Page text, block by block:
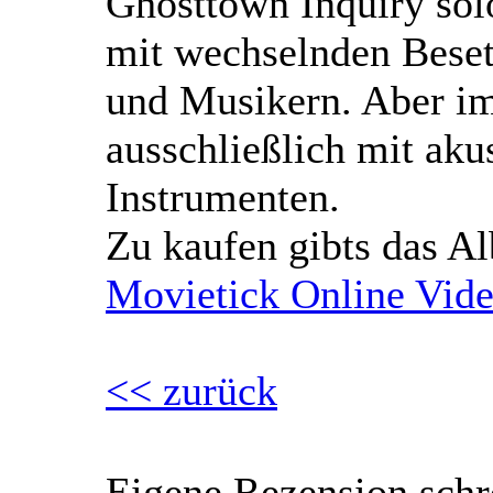
mit wechselnden
und Musikern. Aber
ausschließlich mit
Instrumenten.
Zu kaufen gibts das
Movietick Online
<< zurück